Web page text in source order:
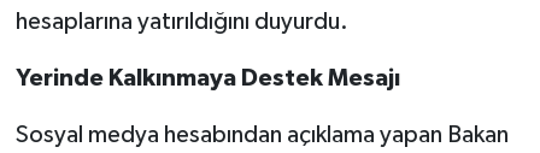
hesaplarına yatırıldığını duyurdu.
Yerinde Kalkınmaya Destek Mesajı
Sosyal medya hesabından açıklama yapan Bakan